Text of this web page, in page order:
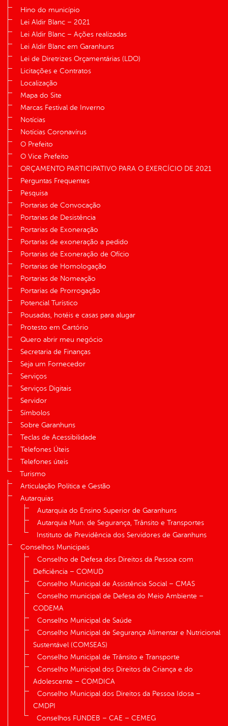
Hino do município
Lei Aldir Blanc – 2021
Lei Aldir Blanc – Ações realizadas
Lei Aldir Blanc em Garanhuns
Lei de Diretrizes Orçamentárias (LDO)
Licitações e Contratos
Localização
Mapa do Site
Marcas Festival de Inverno
Notícias
Notícias Coronavírus
O Prefeito
O Vice Prefeito
ORÇAMENTO PARTICIPATIVO PARA O EXERCÍCIO DE 2021
Perguntas Frequentes
Pesquisa
Portarias de Convocação
Portarias de Desistência
Portarias de Exoneração
Portarias de exoneração a pedido
Portarias de Exoneração de Ofício
Portarias de Homologação
Portarias de Nomeação
Portarias de Prorrogação
Potencial Turístico
Pousadas, hotéis e casas para alugar
Protesto em Cartório
Quero abrir meu negócio
Secretaria de Finanças
Seja um Fornecedor
Serviços
Serviços Digitais
Servidor
Símbolos
Sobre Garanhuns
Teclas de Acessibilidade
Telefones Úteis
Telefones úteis
Turismo
Articulação Política e Gestão
Autarquias
Autarquia do Ensino Superior de Garanhuns
Autarquia Mun. de Segurança, Trânsito e Transportes
Instituto de Previdência dos Servidores de Garanhuns
Conselhos Municipais
Conselho de Defesa dos Direitos da Pessoa com
Deficiência – COMUD
Conselho Municipal de Assistência Social – CMAS
Conselho municipal de Defesa do Meio Ambiente –
CODEMA
Conselho Municipal de Saúde
Conselho Municipal de Segurança Alimentar e Nutricional
Sustentável (COMSEAS)
Conselho Municipal de Trânsito e Transporte
Conselho Municipal dos Direitos da Criança e do
Adolescente – COMDICA
Conselho Municipal dos Direitos da Pessoa Idosa –
CMDPI
Conselhos FUNDEB – CAE – CEMEG